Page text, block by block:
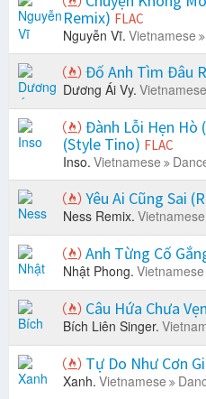
Remix) FLAC
Nguyễn Vĩ. Vietnamese
Đố Anh Tìm Đâu
Dương Ái Vy. Vietnamese
Đành Lỗi Hẹn Hò
(Style Tino) FLAC
Inso. Vietnamese
Yêu Ai Cũng Sai
Ness Remix. Vietnamese
Anh Từng Cố
Nhật Phong. Vietnamese
Câu Hứa Chưa
Bích Liên Singer.
Tự Do Như Cơn
Xanh. Vietnamese